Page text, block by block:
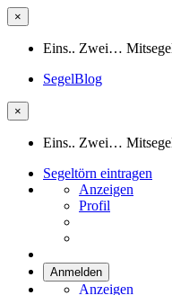
×
Eins.. Zwei…
SegelBlog
×
Eins.. Zwei…
Segeltörn eintragen
Anzeigen
Profil
Anmelden
Anzeigen